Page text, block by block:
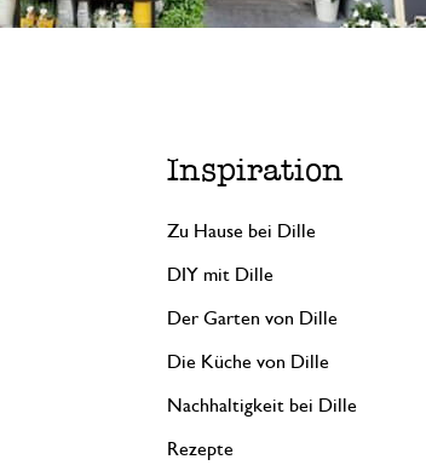
Inspiration
Zu Hause bei Dille
DIY mit Dille
Der Garten von Dille
Die Küche von Dille
Nachhaltigkeit bei Dille
Rezepte